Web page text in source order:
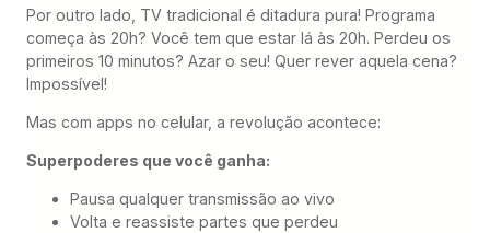
Por outro lado, TV tradicional é ditadura pura! Programa
começa às 20h? Você tem que estar lá às 20h. Perdeu os
primeiros 10 minutos? Azar o seu! Quer rever aquela cena?
Impossível!
Mas com apps no celular, a revolução acontece:
Superpoderes que você ganha:
Pausa qualquer transmissão ao vivo
Volta e reassiste partes que perdeu